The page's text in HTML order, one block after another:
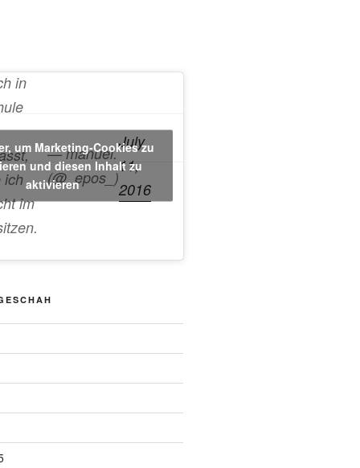
in
ich
im
— manuel.
(@_epos_)
July
11,
2016
um Marketing-Cookies zu
und diesen Inhalt zu
aktivieren